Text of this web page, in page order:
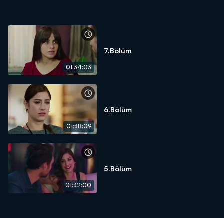
01:34:03
7.Bölüm
01:38:09
6.Bölüm
01:32:00
5.Bölüm